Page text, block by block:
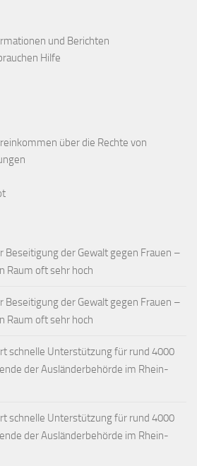
und Berichten
Hilfe
über die Rechte von
Beseitigung der Gewalt gegen Frauen –
Raum oft sehr hoch
Beseitigung der Gewalt gegen Frauen –
Raum oft sehr hoch
schnelle Unterstützung für rund 4000
der Ausländerbehörde im Rhein-
schnelle Unterstützung für rund 4000
der Ausländerbehörde im Rhein-